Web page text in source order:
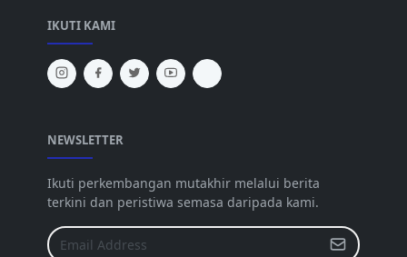
IKUTI KAMI
NEWSLETTER
Ikuti perkembangan mutakhir melalui berita
terkini dan peristiwa semasa daripada kami.